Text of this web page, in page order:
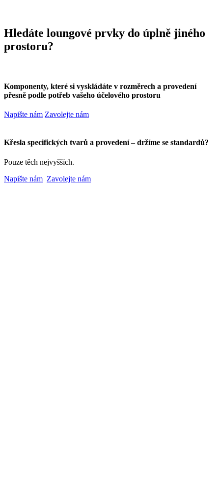
Hledáte loungové prvky do úplně jiného
prostoru?
Komponenty, které si vyskládáte v rozměrech a provedení
přesně podle potřeb vašeho účelového prostoru
Napište nám Zavolejte nám
Křesla specifických tvarů a provedení – držíme se standardů?
Pouze těch nejvyšších.
Napište nám Zavolejte nám